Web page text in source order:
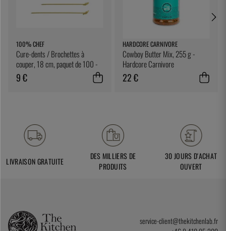
100% CHEF
Cure-dents / Brochettes à
couper, 18 cm, paquet de 100 -
100% Chef
9 €
HARDCORE CARNIVORE
Cowboy Butter Mix, 255 g -
Hardcore Carnivore
22 €
LIVRAISON GRATUITE
DES MILLIERS DE
PRODUITS
30 JOURS D'ACHAT
OUVERT
service-client@thekitchenlab.fr